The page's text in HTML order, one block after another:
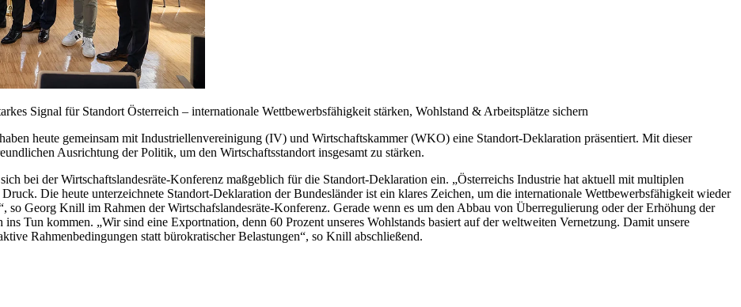
Signal für Standort Österreich – internationale Wettbewerbsfähigkeit stärken, Wohlstand & Arbeitsplätze sichern
heute gemeinsam mit Industriellenvereinigung (IV) und Wirtschaftskammer (WKO) eine Standort-Deklaration präsentiert. Mit dieser
Ausrichtung der Politik, um den Wirtschaftsstandort insgesamt zu stärken.
bei der Wirtschaftslandesräte-Konferenz maßgeblich für die Standort-Deklaration ein. „Österreichs Industrie hat aktuell mit multiplen
Die heute unterzeichnete Standort-Deklaration der Bundesländer ist ein klares Zeichen, um die internationale Wettbewerbsfähigkeit wieder
so Georg Knill im Rahmen der Wirtschafslandesräte-Konferenz. Gerade wenn es um den Abbau von Überregulierung oder der Erhöhung der
Tun kommen. „Wir sind eine Exportnation, denn 60 Prozent unseres Wohlstands basiert auf der weltweiten Vernetzung. Damit unsere
Rahmenbedingungen statt bürokratischer Belastungen“, so Knill abschließend.